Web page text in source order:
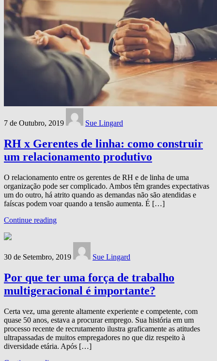
7 de Outubro, 2019 Sue Lingard
RH x Gerentes de linha: como construir
um relacionamento produtivo
O relacionamento entre os gerentes de RH e de linha de uma
organização pode ser complicado. Ambos têm grandes expectativas
um do outro, há atrito quando as demandas não são atendidas e
faíscas podem voar quando a tensão aumenta. É […]
Continue reading
30 de Setembro, 2019 Sue Lingard
Por que ter uma força de trabalho
multigeracional é importante?
Certa vez, uma gerente altamente experiente e competente, com
quase 50 anos, estava a procurar emprego. Sua história em um
processo recente de recrutamento ilustra graficamente as atitudes
ultrapassadas de muitos empregadores no que diz respeito à
diversidade etária. Após […]